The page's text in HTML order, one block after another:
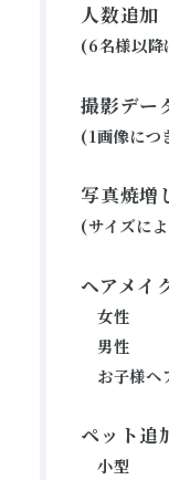
人数追加
(6名様以降
撮影デー
(1画像につ
写真焼増
(サイズに
ヘアメイ
女性
男性
お子様ヘ
ペット追
小型